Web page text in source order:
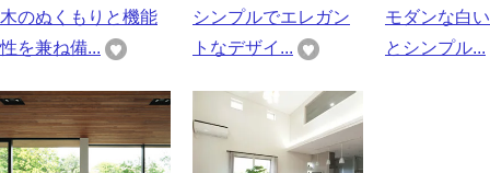
木のぬくもりと機能
性を兼ね備...
シンプルでエレガン
トなデザイ...
モダンな白
とシンプル...